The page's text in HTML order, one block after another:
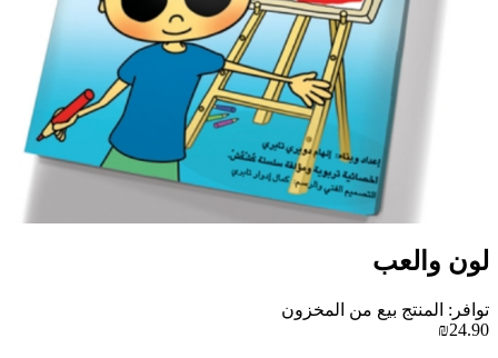
لون والعب
توافر: المنتج بيع من المخزون
₪24.90